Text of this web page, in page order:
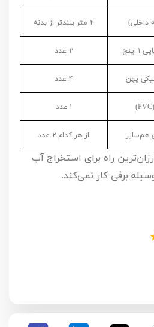
داخلی) ۲ متر بلندتر از بدنه
۱ اینچ ۲ عدد
پهن ۴ عدد
PVC
) ۱ عدد
هم‌سایز از هر کدام ۲ عدد
راه برای استخراج آب
برقی کار نمی‌کند.